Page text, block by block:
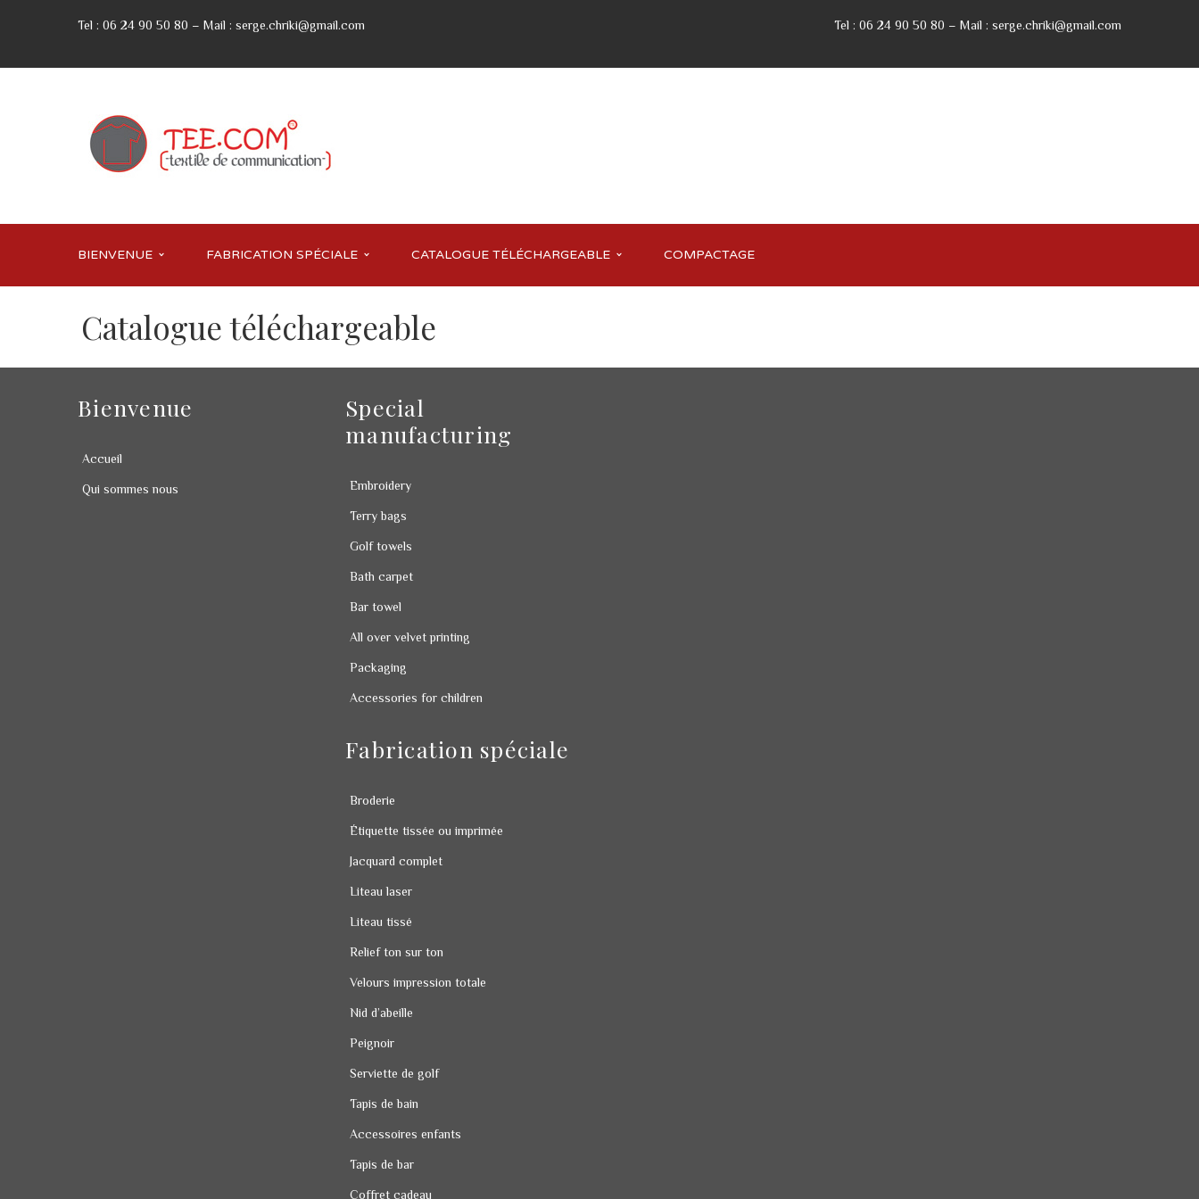
Tel : 06 24 90 50 80 – Mail : serge.chriki@gmail.com Tel : 06 24 90 50 80 – Mail : serge.chriki@gmail.com
BIENVENUE FABRICATION SPÉCIALE CATALOGUE TÉLÉCHARGEABLE COMPACTAGE
Catalogue téléchargeable
Bienvenue
Accueil
Qui sommes nous
Special
manufacturing
Embroidery
Terry bags
Golf towels
Bath carpet
Bar towel
All over velvet printing
Packaging
Accessories for children
Fabrication spéciale
Broderie
Étiquette tissée ou imprimée
Jacquard complet
Liteau laser
Liteau tissé
Relief ton sur ton
Velours impression totale
Nid d’abeille
Peignoir
Serviette de golf
Tapis de bain
Accessoires enfants
Tapis de bar
Coffret cadeau